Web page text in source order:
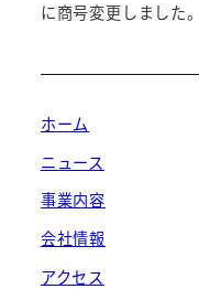
に商号変更しました。
ホーム
ニュース
事業内容
会社情報
アクセス